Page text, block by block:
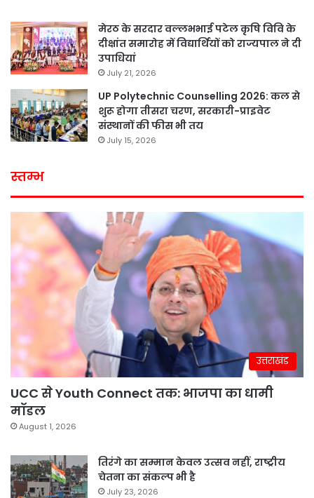
मेरठ के सरदार वल्लभभाई पटेल कृषि विवि के
दीक्षांत समारोह में विद्यार्थियों को राज्यपाल ने दी
उपाधियां
July 21, 2026
UP Polytechnic Counselling 2026: कल से
शुरू होगा तीसरा चरण, सरकारी-प्राइवेट
संस्थानों की फीस भी तय
July 15, 2026
स्तम्भ
उत्तराखंड
UCC से Youth Connect तक: भाजपा का धामी
मॉडल
August 1, 2026
तिरंगे का सम्मान केवल उत्सव नहीं, राष्ट्रीय
चेतना का संकल्प भी है
July 23, 2026